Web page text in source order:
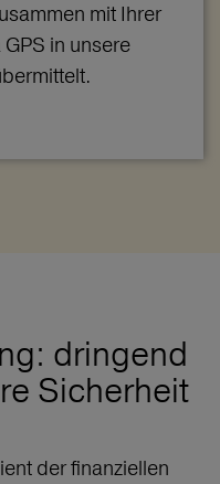
mit Ihrer
in unsere
dringend
Sicherheit
der finanziellen